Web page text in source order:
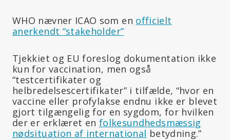
WHO nævner ICAO som en officielt
anerkendt “stakeholder”
Tjekkiet og EU foreslog dokumentation ikke
kun for vaccination, men også
“testcertifikater og
helbredelsescertifikater” i tilfælde, “hvor en
vaccine eller profylakse endnu ikke er blevet
gjort tilgængelig for en sygdom, for hvilken
der er erklæret en folkesundhedsmæssig
nødsituation af international betydning.”